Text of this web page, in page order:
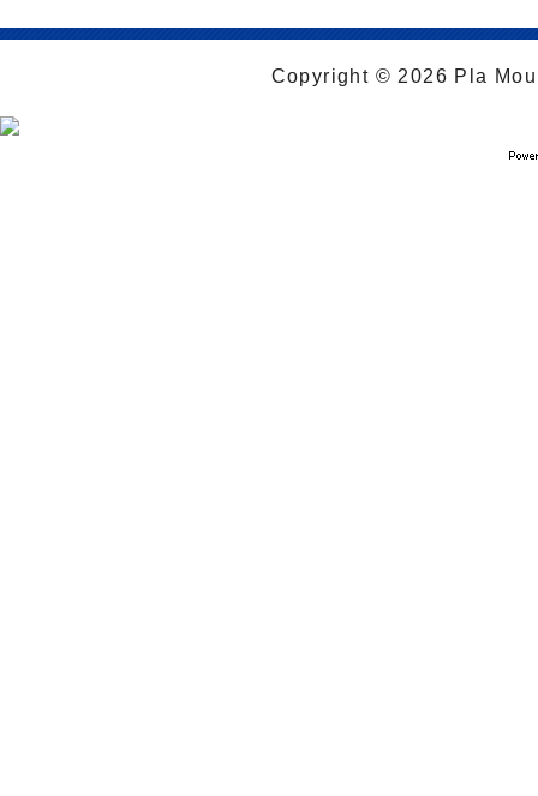
Copyright © 2026 Pla